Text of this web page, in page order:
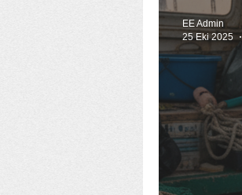
EKO STİL/
EKO SÖYLEŞİ
EE Admin
25 Eki 2025